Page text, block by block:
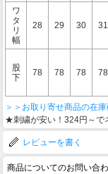
ワ
タ
リ
幅
28 29 30 31
股
下
78 78 78 78
＞＞お取り寄せ商品の在
★刺繍が安い！324円～で
レビューを書く
商品についてのお問い合